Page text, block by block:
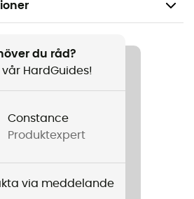
du råd?
vår HardGuides!
Constance
Produktexpert
via meddelande